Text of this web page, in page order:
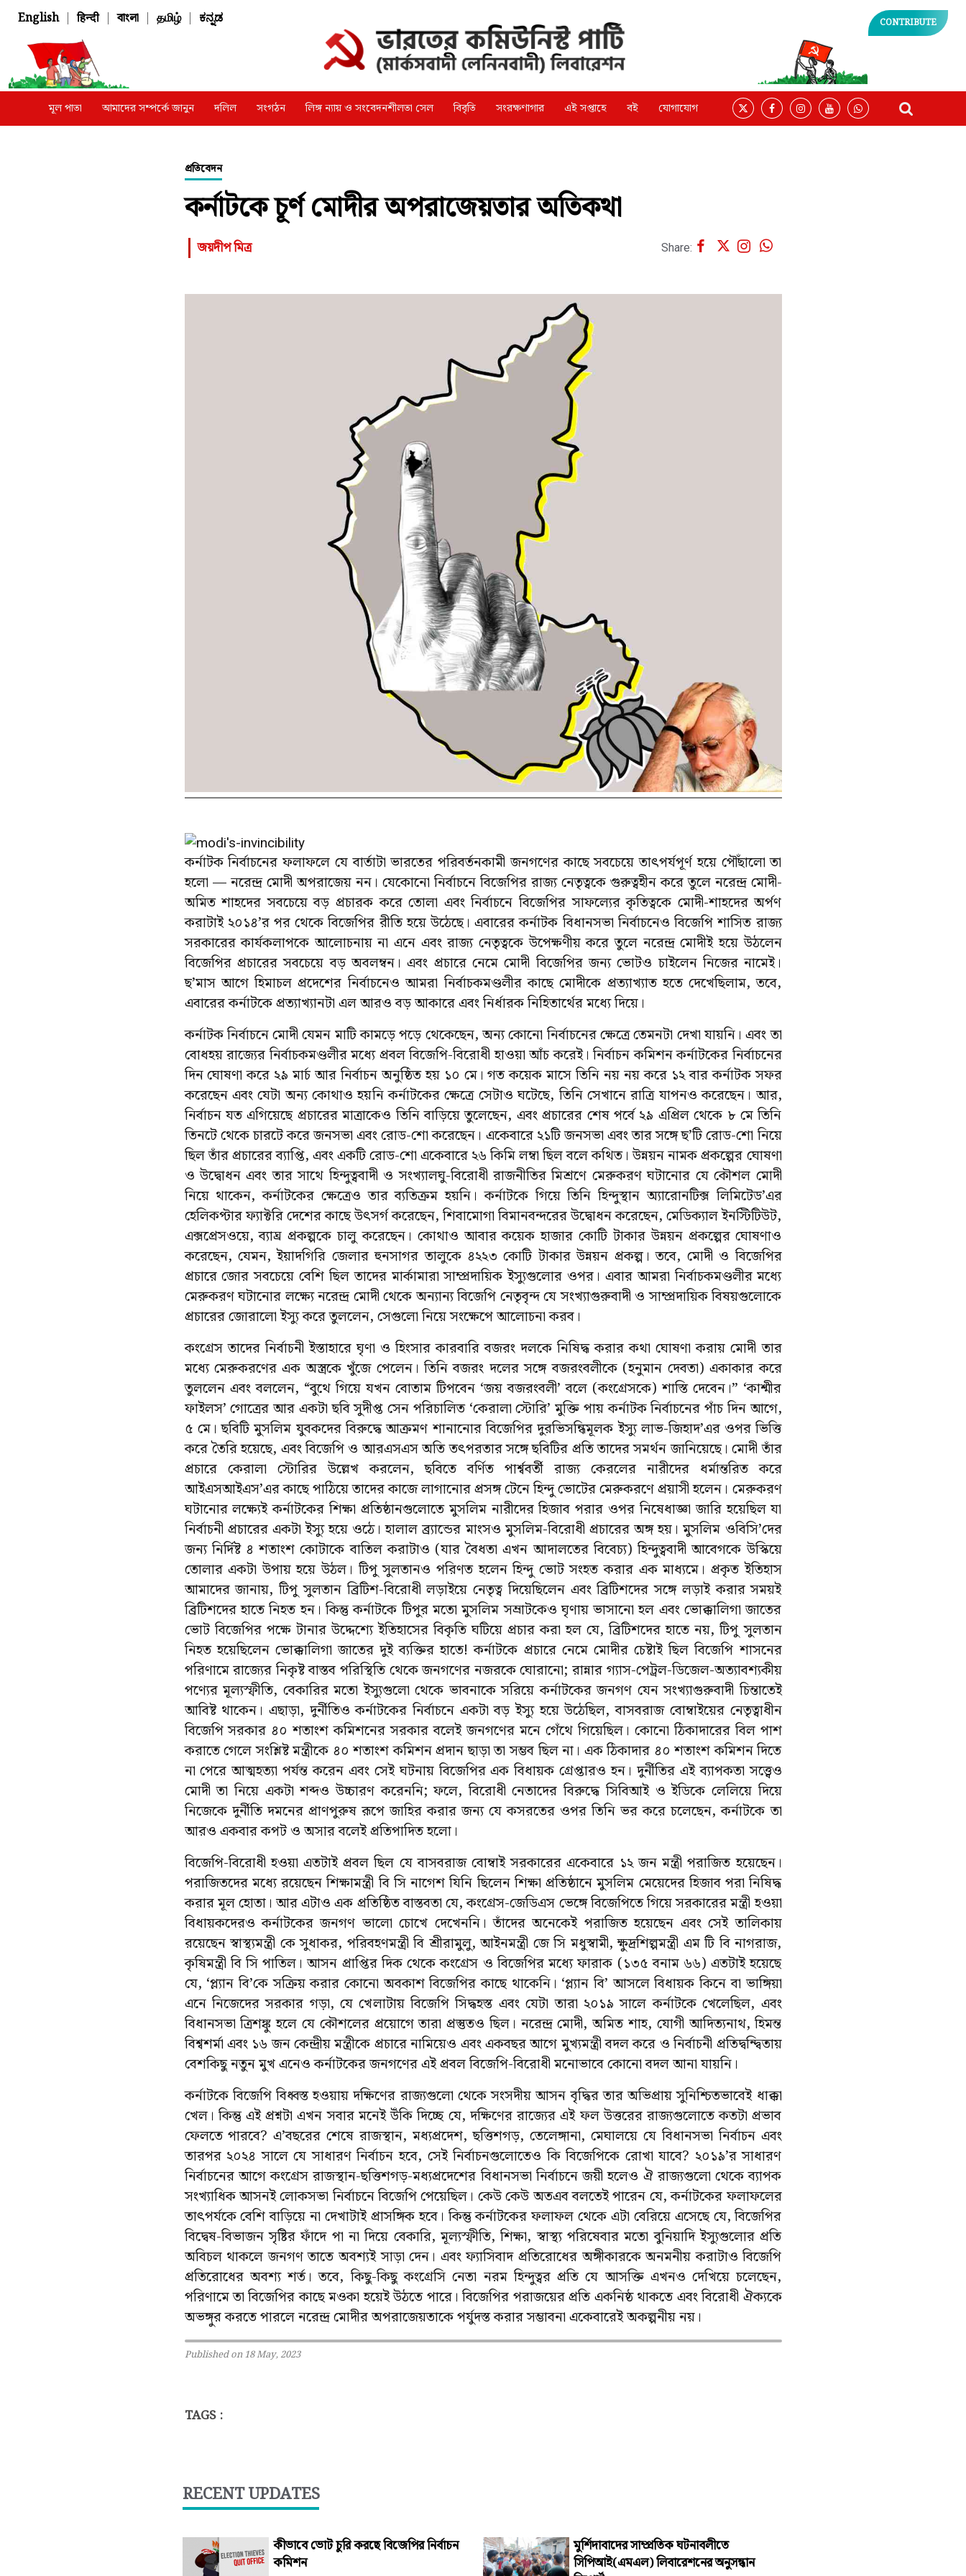
English | हिन्दी | বাংলা | தமிழ் | ಕನ್ನಡ CONTRIBUTE
মূল পাতা আমাদের সম্পর্কে জানুন দলিল সংগঠন লিঙ্গ ন্যায় ও সংবেদনশীলতা সেল বিবৃতি সংরক্ষণাগার এই সপ্তাহে বই যোগাযোগ
প্রতিবেদন
কর্নাটকে চূর্ণ মোদীর অপরাজেয়তার অতিকথা
জয়দীপ মিত্র Share:
কর্নাটক নির্বাচনের ফলাফলে যে বার্তাটা ভারতের পরিবর্তনকামী জনগণের কাছে সবচেয়ে তাৎপর্যপূর্ণ হয়ে পৌঁছালো তা
হলো — নরেন্দ্র মোদী অপরাজেয় নন। যেকোনো নির্বাচনে বিজেপির রাজ্য নেতৃত্বকে গুরুত্বহীন করে তুলে নরেন্দ্র মোদী-
অমিত শাহদের সবচেয়ে বড় প্রচারক করে তোলা এবং নির্বাচনে বিজেপির সাফল্যের কৃতিত্বকে মোদী-শাহদের অর্পণ
করাটাই ২০১৪’র পর থেকে বিজেপির রীতি হয়ে উঠেছে। এবারের কর্নাটক বিধানসভা নির্বাচনেও বিজেপি শাসিত রাজ্য
সরকারের কার্যকলাপকে আলোচনায় না এনে এবং রাজ্য নেতৃত্বকে উপেক্ষণীয় করে তুলে নরেন্দ্র মোদীই হয়ে উঠলেন
বিজেপির প্রচারের সবচেয়ে বড় অবলম্বন। এবং প্রচারে নেমে মোদী বিজেপির জন্য ভোটও চাইলেন নিজের নামেই।
ছ’মাস আগে হিমাচল প্রদেশের নির্বাচনেও আমরা নির্বাচকমণ্ডলীর কাছে মোদীকে প্রত্যাখ্যাত হতে দেখেছিলাম, তবে,
এবারের কর্নাটকে প্রত্যাখ্যানটা এল আরও বড় আকারে এবং নির্ধারক নিহিতার্থের মধ্যে দিয়ে।
কর্নাটক নির্বাচনে মোদী যেমন মাটি কামড়ে পড়ে থেকেছেন, অন্য কোনো নির্বাচনের ক্ষেত্রে তেমনটা দেখা যায়নি। এবং তা
বোধহয় রাজ্যের নির্বাচকমণ্ডলীর মধ্যে প্রবল বিজেপি-বিরোধী হাওয়া আঁচ করেই। নির্বাচন কমিশন কর্নাটকের নির্বাচনের
দিন ঘোষণা করে ২৯ মার্চ আর নির্বাচন অনুষ্ঠিত হয় ১০ মে। গত কয়েক মাসে তিনি নয় নয় করে ১২ বার কর্নাটক সফর
করেছেন এবং যেটা অন্য কোথাও হয়নি কর্নাটকের ক্ষেত্রে সেটাও ঘটেছে, তিনি সেখানে রাত্রি যাপনও করেছেন। আর,
নির্বাচন যত এগিয়েছে প্রচারের মাত্রাকেও তিনি বাড়িয়ে তুলেছেন, এবং প্রচারের শেষ পর্বে ২৯ এপ্রিল থেকে ৮ মে তিনি
তিনটে থেকে চারটে করে জনসভা এবং রোড-শো করেছেন। একেবারে ২১টি জনসভা এবং তার সঙ্গে ছ’টি রোড-শো নিয়ে
ছিল তাঁর প্রচারের ব্যাপ্তি, এবং একটি রোড-শো একেবারে ২৬ কিমি লম্বা ছিল বলে কথিত। উন্নয়ন নামক প্রকল্পের ঘোষণা
ও উদ্বোধন এবং তার সাথে হিন্দুত্ববাদী ও সংখ্যালঘু-বিরোধী রাজনীতির মিশ্রণে মেরুকরণ ঘটানোর যে কৌশল মোদী
নিয়ে থাকেন, কর্নাটকের ক্ষেত্রেও তার ব্যতিক্রম হয়নি। কর্নাটকে গিয়ে তিনি হিন্দুস্থান অ্যারোনটিক্স লিমিটেড’এর
হেলিকপ্টার ফ্যাক্টরি দেশের কাছে উৎসর্গ করেছেন, শিবামোগা বিমানবন্দরের উদ্বোধন করেছেন, মেডিক্যাল ইনস্টিটিউট,
এক্সপ্রেসওয়ে, ব্যাঘ্র প্রকল্পকে চালু করেছেন। কোথাও আবার কয়েক হাজার কোটি টাকার উন্নয়ন প্রকল্পের ঘোষণাও
করেছেন, যেমন, ইয়াদগিরি জেলার হুনসাগর তালুকে ৪২২৩ কোটি টাকার উন্নয়ন প্রকল্প। তবে, মোদী ও বিজেপির
প্রচারে জোর সবচেয়ে বেশি ছিল তাদের মার্কামারা সাম্প্রদায়িক ইস্যুগুলোর ওপর। এবার আমরা নির্বাচকমণ্ডলীর মধ্যে
মেরুকরণ ঘটানোর লক্ষ্যে নরেন্দ্র মোদী থেকে অন্যান্য বিজেপি নেতৃবৃন্দ যে সংখ্যাগুরুবাদী ও সাম্প্রদায়িক বিষয়গুলোকে
প্রচারের জোরালো ইস্যু করে তুললেন, সেগুলো নিয়ে সংক্ষেপে আলোচনা করব।
কংগ্রেস তাদের নির্বাচনী ইস্তাহারে ঘৃণা ও হিংসার কারবারি বজরং দলকে নিষিদ্ধ করার কথা ঘোষণা করায় মোদী তার
মধ্যে মেরুকরণের এক অস্ত্রকে খুঁজে পেলেন। তিনি বজরং দলের সঙ্গে বজরংবলীকে (হনুমান দেবতা) একাকার করে
তুললেন এবং বললেন, “বুথে গিয়ে যখন বোতাম টিপবেন ‘জয় বজরংবলী’ বলে (কংগ্রেসকে) শাস্তি দেবেন।” ‘কাশ্মীর
ফাইলস’ গোত্রের আর একটা ছবি সুদীপ্ত সেন পরিচালিত ‘কেরালা স্টোরি’ মুক্তি পায় কর্নাটক নির্বাচনের পাঁচ দিন আগে,
৫ মে। ছবিটি মুসলিম যুবকদের বিরুদ্ধে আক্রমণ শানানোর বিজেপির দুরভিসন্ধিমূলক ইস্যু লাভ-জিহাদ’এর ওপর ভিত্তি
করে তৈরি হয়েছে, এবং বিজেপি ও আরএসএস অতি তৎপরতার সঙ্গে ছবিটির প্রতি তাদের সমর্থন জানিয়েছে। মোদী তাঁর
প্রচারে কেরালা স্টোরির উল্লেখ করলেন, ছবিতে বর্ণিত পার্শ্ববর্তী রাজ্য কেরলের নারীদের ধর্মান্তরিত করে
আইএসআইএস’এর কাছে পাঠিয়ে তাদের কাজে লাগানোর প্রসঙ্গ টেনে হিন্দু ভোটের মেরুকরণে প্রয়াসী হলেন। মেরুকরণ
ঘটানোর লক্ষ্যেই কর্নাটকের শিক্ষা প্রতিষ্ঠানগুলোতে মুসলিম নারীদের হিজাব পরার ওপর নিষেধাজ্ঞা জারি হয়েছিল যা
নির্বাচনী প্রচারের একটা ইস্যু হয়ে ওঠে। হালাল ব্র্যান্ডের মাংসও মুসলিম-বিরোধী প্রচারের অঙ্গ হয়। মুসলিম ওবিসি’দের
জন্য নির্দিষ্ট ৪ শতাংশ কোটাকে বাতিল করাটাও (যার বৈধতা এখন আদালতের বিবেচ্য) হিন্দুত্ববাদী আবেগকে উস্কিয়ে
তোলার একটা উপায় হয়ে উঠল। টিপু সুলতানও পরিণত হলেন হিন্দু ভোট সংহত করার এক মাধ্যমে। প্রকৃত ইতিহাস
আমাদের জানায়, টিপু সুলতান ব্রিটিশ-বিরোধী লড়াইয়ে নেতৃত্ব দিয়েছিলেন এবং ব্রিটিশদের সঙ্গে লড়াই করার সময়ই
ব্রিটিশদের হাতে নিহত হন। কিন্তু কর্নাটকে টিপুর মতো মুসলিম সম্রাটকেও ঘৃণায় ভাসানো হল এবং ভোক্কালিগা জাতের
ভোট বিজেপির পক্ষে টানার উদ্দেশ্যে ইতিহাসের বিকৃতি ঘটিয়ে প্রচার করা হল যে, ব্রিটিশদের হাতে নয়, টিপু সুলতান
নিহত হয়েছিলেন ভোক্কালিগা জাতের দুই ব্যক্তির হাতে! কর্নাটকে প্রচারে নেমে মোদীর চেষ্টাই ছিল বিজেপি শাসনের
পরিণামে রাজ্যের নিকৃষ্ট বাস্তব পরিস্থিতি থেকে জনগণের নজরকে ঘোরানো; রান্নার গ্যাস-পেট্রল-ডিজেল-অত্যাবশ্যকীয়
পণ্যের মূল্যস্ফীতি, বেকারির মতো ইস্যুগুলো থেকে ভাবনাকে সরিয়ে কর্নাটকের জনগণ যেন সংখ্যাগুরুবাদী চিন্তাতেই
আবিষ্ট থাকেন। এছাড়া, দুর্নীতিও কর্নাটকের নির্বাচনে একটা বড় ইস্যু হয়ে উঠেছিল, বাসবরাজ বোম্বাইয়ের নেতৃত্বাধীন
বিজেপি সরকার ৪০ শতাংশ কমিশনের সরকার বলেই জনগণের মনে গেঁথে গিয়েছিল। কোনো ঠিকাদারের বিল পাশ
করাতে গেলে সংশ্লিষ্ট মন্ত্রীকে ৪০ শতাংশ কমিশন প্রদান ছাড়া তা সম্ভব ছিল না। এক ঠিকাদার ৪০ শতাংশ কমিশন দিতে
না পেরে আত্মহত্যা পর্যন্ত করেন এবং সেই ঘটনায় বিজেপির এক বিধায়ক গ্রেপ্তারও হন। দুর্নীতির এই ব্যাপকতা সত্ত্বেও
মোদী তা নিয়ে একটা শব্দও উচ্চারণ করেননি; ফলে, বিরোধী নেতাদের বিরুদ্ধে সিবিআই ও ইডিকে লেলিয়ে দিয়ে
নিজেকে দুর্নীতি দমনের প্রাণপুরুষ রূপে জাহির করার জন্য যে কসরতের ওপর তিনি ভর করে চলেছেন, কর্নাটকে তা
আরও একবার কপট ও অসার বলেই প্রতিপাদিত হলো।
বিজেপি-বিরোধী হওয়া এতটাই প্রবল ছিল যে বাসবরাজ বোম্বাই সরকারের একেবারে ১২ জন মন্ত্রী পরাজিত হয়েছেন।
পরাজিতদের মধ্যে রয়েছেন শিক্ষামন্ত্রী বি সি নাগেশ যিনি ছিলেন শিক্ষা প্রতিষ্ঠানে মুসলিম মেয়েদের হিজাব পরা নিষিদ্ধ
করার মূল হোতা। আর এটাও এক প্রতিষ্ঠিত বাস্তবতা যে, কংগ্রেস-জেডিএস ভেঙ্গে বিজেপিতে গিয়ে সরকারের মন্ত্রী হওয়া
বিধায়কদেরও কর্নাটকের জনগণ ভালো চোখে দেখেননি। তাঁদের অনেকেই পরাজিত হয়েছেন এবং সেই তালিকায়
রয়েছেন স্বাস্থ্যমন্ত্রী কে সুধাকর, পরিবহণমন্ত্রী বি শ্রীরামুলু, আইনমন্ত্রী জে সি মধুস্বামী, ক্ষুদ্রশিল্পমন্ত্রী এম টি বি নাগরাজ,
কৃষিমন্ত্রী বি সি পাতিল। আসন প্রাপ্তির দিক থেকে কংগ্রেস ও বিজেপির মধ্যে ফারাক (১৩৫ বনাম ৬৬) এতটাই হয়েছে
যে, ‘প্ল্যান বি’কে সক্রিয় করার কোনো অবকাশ বিজেপির কাছে থাকেনি। ‘প্ল্যান বি’ আসলে বিধায়ক কিনে বা ভাঙ্গিয়া
এনে নিজেদের সরকার গড়া, যে খেলাটায় বিজেপি সিদ্ধহস্ত এবং যেটা তারা ২০১৯ সালে কর্নাটকে খেলেছিল, এবং
বিধানসভা ত্রিশঙ্কু হলে যে কৌশলের প্রয়োগে তারা প্রস্তুতও ছিল। নরেন্দ্র মোদী, অমিত শাহ, যোগী আদিত্যনাথ, হিমন্ত
বিশ্বশর্মা এবং ১৬ জন কেন্দ্রীয় মন্ত্রীকে প্রচারে নামিয়েও এবং একবছর আগে মুখ্যমন্ত্রী বদল করে ও নির্বাচনী প্রতিদ্বন্দ্বিতায়
বেশকিছু নতুন মুখ এনেও কর্নাটকের জনগণের এই প্রবল বিজেপি-বিরোধী মনোভাবে কোনো বদল আনা যায়নি।
কর্নাটকে বিজেপি বিধ্বস্ত হওয়ায় দক্ষিণের রাজ্যগুলো থেকে সংসদীয় আসন বৃদ্ধির তার অভিপ্রায় সুনিশ্চিতভাবেই ধাক্কা
খেল। কিন্তু এই প্রশ্নটা এখন সবার মনেই উঁকি দিচ্ছে যে, দক্ষিণের রাজ্যের এই ফল উত্তরের রাজ্যগুলোতে কতটা প্রভাব
ফেলতে পারবে? এ’বছরের শেষে রাজস্থান, মধ্যপ্রদেশ, ছত্তিশগড়, তেলেঙ্গানা, মেঘালয়ে যে বিধানসভা নির্বাচন এবং
তারপর ২০২৪ সালে যে সাধারণ নির্বাচন হবে, সেই নির্বাচনগুলোতেও কি বিজেপিকে রোখা যাবে? ২০১৯’র সাধারণ
নির্বাচনের আগে কংগ্রেস রাজস্থান-ছত্তিশগড়-মধ্যপ্রদেশের বিধানসভা নির্বাচনে জয়ী হলেও ঐ রাজ্যগুলো থেকে ব্যাপক
সংখ্যাধিক আসনই লোকসভা নির্বাচনে বিজেপি পেয়েছিল। কেউ কেউ অতএব বলতেই পারেন যে, কর্নাটকের ফলাফলের
তাৎপর্যকে বেশি বাড়িয়ে না দেখাটাই প্রাসঙ্গিক হবে। কিন্তু কর্নাটকের ফলাফল থেকে এটা বেরিয়ে এসেছে যে, বিজেপির
বিদ্বেষ-বিভাজন সৃষ্টির ফাঁদে পা না দিয়ে বেকারি, মূল্যস্ফীতি, শিক্ষা, স্বাস্থ্য পরিষেবার মতো বুনিয়াদি ইস্যুগুলোর প্রতি
অবিচল থাকলে জনগণ তাতে অবশ্যই সাড়া দেন। এবং ফ্যাসিবাদ প্রতিরোধের অঙ্গীকারকে অনমনীয় করাটাও বিজেপি
প্রতিরোধের অবশ্য শর্ত। তবে, কিছু-কিছু কংগ্রেসি নেতা নরম হিন্দুত্বর প্রতি যে আসক্তি এখনও দেখিয়ে চলেছেন,
পরিণামে তা বিজেপির কাছে মওকা হয়েই উঠতে পারে। বিজেপির পরাজয়ের প্রতি একনিষ্ঠ থাকতে এবং বিরোধী ঐক্যকে
অভঙ্গুর করতে পারলে নরেন্দ্র মোদীর অপরাজেয়তাকে পর্যুদস্ত করার সম্ভাবনা একেবারেই অকল্পনীয় নয়।
Published on 18 May, 2023
TAGS :
RECENT UPDATES
কীভাবে ভোট চুরি করছে বিজেপির নির্বাচন
কমিশন
মুর্শিদাবাদের সাম্প্রতিক ঘটনাবলীতে
সিপিআই(এমএল) লিবারেশনের অনুসন্ধান